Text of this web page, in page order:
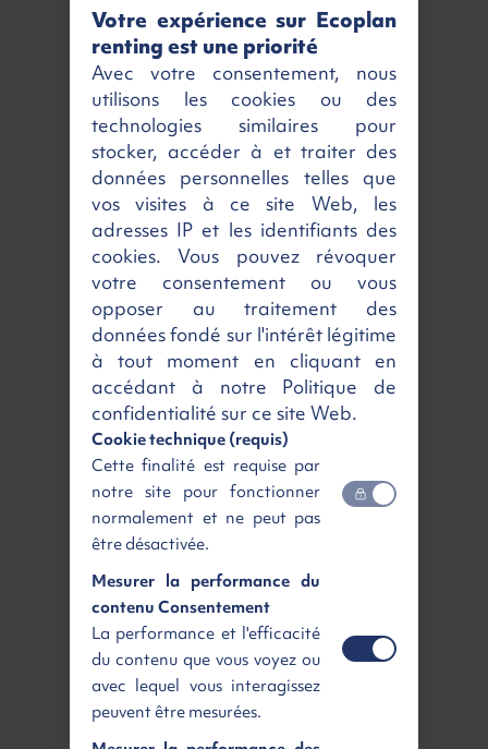
Kilométrage
Véhicule neuf
MEC
21/04/2026
Nombres de portes
3
Nombres de places
3
Couleur
Blanc
Émission CO2
347 g/km
Critair
2
Energie
Diesel
Puissance fiscale
8 cv / 170 ch
Boite de vitesse
Manuelle
Livraison partout en France
LivraisonEcoplan Renting
Paris sud
Agence de livraison
Gratuit
Rennes
Agence de livraison
dès 165 €
Livraisonà domicile
Votre expérience sur Ecoplan
renting est une priorité
Avec votre consentement, nous
utilisons les cookies ou des
technologies similaires pour
stocker, accéder à et traiter des
données personnelles telles que
vos visites à ce site Web, les
adresses IP et les identifiants des
cookies. Vous pouvez révoquer
votre consentement ou vous
opposer au traitement des
données fondé sur l'intérêt légitime
à tout moment en cliquant en
accédant à notre Politique de
confidentialité sur ce site Web.
Cookie technique (requis)
Cette finalité est requise par
notre site pour fonctionner
normalement et ne peut pas
être désactivée.
Mesurer la performance du
contenu Consentement
La performance et l'efficacité
du contenu que vous voyez ou
avec lequel vous interagissez
peuvent être mesurées.